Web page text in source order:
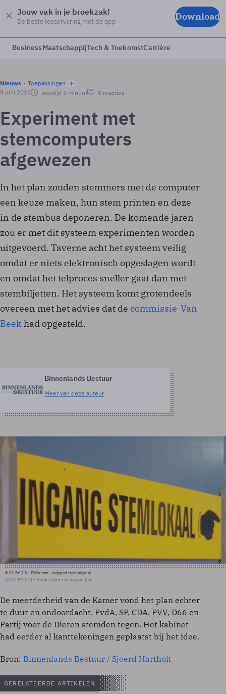
Jouw vak in je broekzak!
De beste leeservaring met de app Download
BusinessMaatschappijTech & ToekomstCarrière
Nieuws
Toepassingen
8 juni 2016
leestijd 1 minuut 0 reacties
Experiment met
stemcomputers
afgewezen
In het plan zouden stemmers met de computer
een keuze maken, hun stem printen en deze
in de stembus deponeren. De komende jaren
zou er met dit systeem experimenten worden
uitgevoerd. Taverne acht het systeem veilig
omdat er niets elektronisch opgeslagen wordt
en omdat het telproces sneller gaat dan met
stembiljetten. Het systeem komt grotendeels
overeen met het advies dat de commissie-Van
Beekhad opgesteld.
Binnenlands Bestuur
Meer van deze auteur
© CC BY 2.0 - Flickr.com - cropped from original
© CC BY 2.0 - Flickr.com - cropped fro
De meerderheid van de Kamer vond het plan echter
te duur en ondoordacht. PvdA, SP, CDA, PVV, D66 en
Partij voor de Dieren stemden tegen. Het kabinet
had eerder al kanttekeningen geplaatst bij het idee.
Bron: Binnenlands Bestuur / Sjoerd Hartholt
GERELATEERDE ARTIKELEN